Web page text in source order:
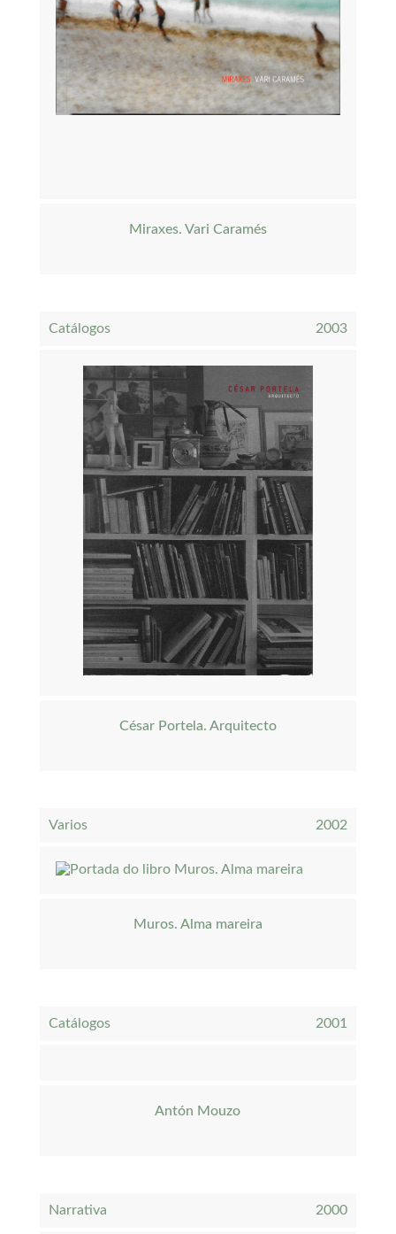
Miraxes. Vari Caramés
Catálogos 2003
César Portela. Arquitecto
Varios 2002
Muros. Alma mareira
Catálogos 2001
Antón Mouzo
Narrativa 2000